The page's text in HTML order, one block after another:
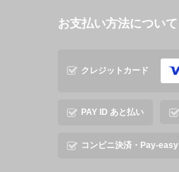
お支払い方法について
クレジットカード
PAY ID あと払い
コンビニ決済・Pay-easy